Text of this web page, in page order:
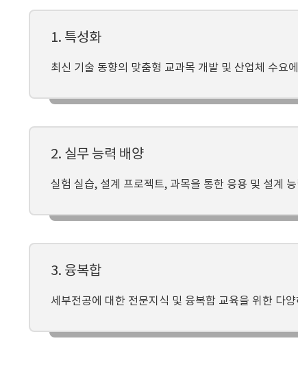
1. 특성화
최신 기술 동향의 맞춤형 교과목 개발 및 산업체 수요
2. 실무 능력 배양
실험 실습, 설계 프로젝트, 과목을 통한 응용 및 설계
3. 융복합
세부전공에 대한 전문지식 및 융복합 교육을 위한 다